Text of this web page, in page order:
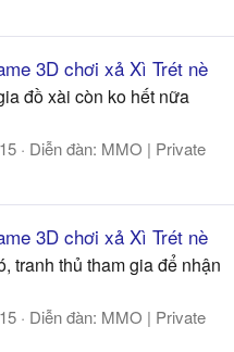
3D chơi xả Xì Trét nè
đồ xài còn ko hết nữa
Diễn đàn: MMO | Private
3D chơi xả Xì Trét nè
tranh thủ tham gia để nhận
Diễn đàn: MMO | Private